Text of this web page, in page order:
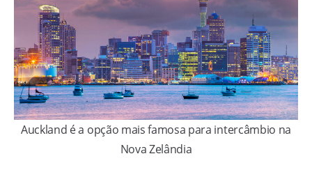
Auckland é a opção mais famosa para intercâmbio na
Nova Zelândia